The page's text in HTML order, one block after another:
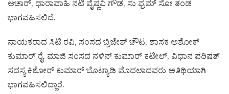
ಆಚಾರ್, ಧಾರಾವಾಹಿ ನಟಿ ವೈಷ್ಣವಿ ಗೌಡ, ಸು ಫ್ರಮ್ ಸೋ ತಂಡ
ಭಾಗವಹಿಸಲಿದೆ.
ನಾಯಕರಾದ ಸಿಟಿ ರವಿ, ಸಂಸದ ಬ್ರಿಜೇಶ್ ಚೌಟ, ಶಾಸಕ ಅಶೋಕ್
ಕುಮಾರ್ ರೈ, ಮಾಜಿ ಸಂಸದ ನಳಿನ್ ಕುಮಾರ್ ಕಟೀಲ್, ವಿಧಾನ ಪರಿಷತ್
ಸದಸ್ಯ ಕಿಶೋರ್ ಕುಮಾರ್ ಬೊಟ್ಯಾಡಿ ಮೊದಲಾದವರು ಅತಿಥಿಯಾಗಿ
ಭಾಗವಹಿಸಲಿದ್ದಾರೆ.